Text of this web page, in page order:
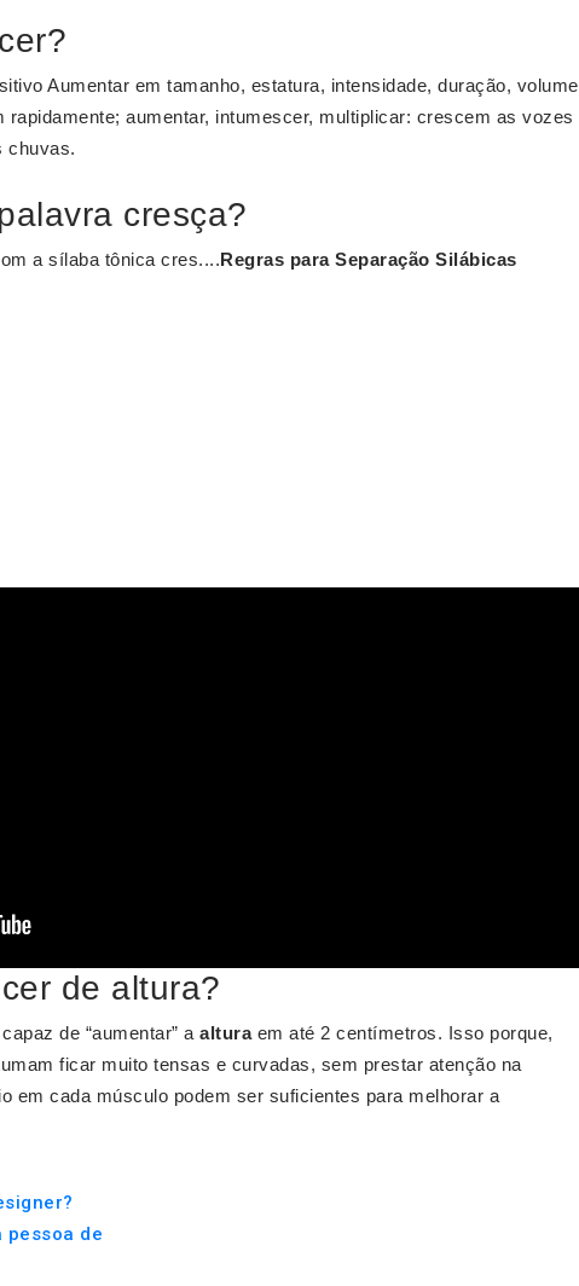
Aumentar em tamanho, estatura, intensidade, duração, volume
aumentar, intumescer, multiplicar: crescem as vozes
chuvas.
cresça?
a sílaba tônica cres....Regras para Separação Silábicas
de altura?
de “aumentar” a alturaem até 2 centímetros. Isso porque,
ficar muito tensas e curvadas, sem prestar atenção na
em cada músculo podem ser suficientes para melhorar a
pessoa de